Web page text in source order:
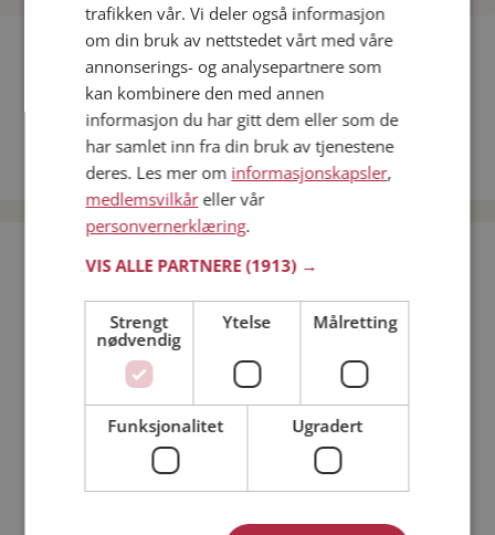
Fler single
Date menn i Norge
Date kvinner i Norge
Bli medlem gratis!
Jeg er en: Mann Kvinne
Min alder:
trafikken vår. Vi deler også informasjon
om din bruk av nettstedet vårt med våre
annonserings- og analysepartnere som
kan kombinere den med annen
informasjon du har gitt dem eller som de
har samlet inn fra din bruk av tjenestene
deres. Les mer om informasjonskapsler,
medlemsvilkåreller vår
personvernerklæring.
VIS ALLE PARTNERE(1913) →
Strengt
nødvendig
Ytelse Målretting
Funksjonalitet Ugradert